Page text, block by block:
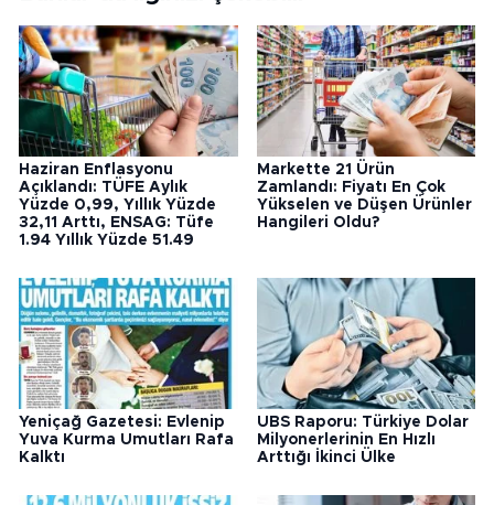
Haziran Enflasyonu
Açıklandı: TÜFE Aylık
Yüzde 0,99, Yıllık Yüzde
32,11 Arttı, ENSAG: Tüfe
1.94 Yıllık Yüzde 51.49
Markette 21 Ürün
Zamlandı: Fiyatı En Çok
Yükselen ve Düşen Ürünler
Hangileri Oldu?
Yeniçağ Gazetesi: Evlenip
Yuva Kurma Umutları Rafa
Kalktı
UBS Raporu: Türkiye Dolar
Milyonerlerinin En Hızlı
Arttığı İkinci Ülke